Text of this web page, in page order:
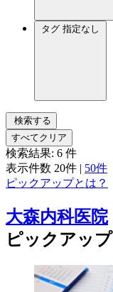
タグ 指定なし
検索する
すべてクリア
検索結果: 6 件
表示件数 20件 | 50件
ピックアップとは？
大森内科医院
ピックアップ